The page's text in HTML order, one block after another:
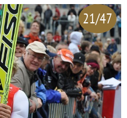
21/47